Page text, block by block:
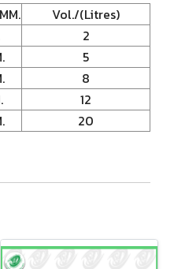
Vol./(Litres)
2
5
8
12
20